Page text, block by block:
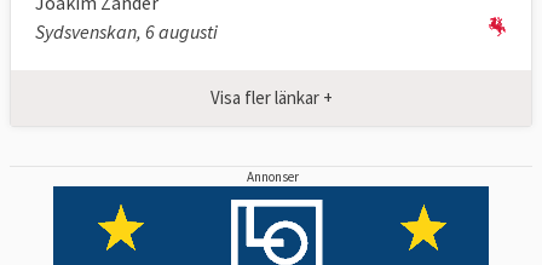
Sydsvenskan, 6 augusti
Visa fler länkar +
Annonser